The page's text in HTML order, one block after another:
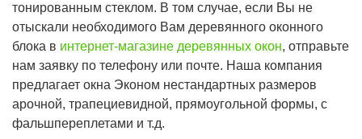
тонированным стеклом. В том случае, если Вы не
отыскали необходимого Вам деревянного оконного
блока в интернет-магазине деревянных окон, отправьте
нам заявку по телефону или почте. Наша компания
предлагает окна Эконом нестандартных размеров
арочной, трапециевидной, прямоугольной формы, с
фальшпереплетами и т.д.